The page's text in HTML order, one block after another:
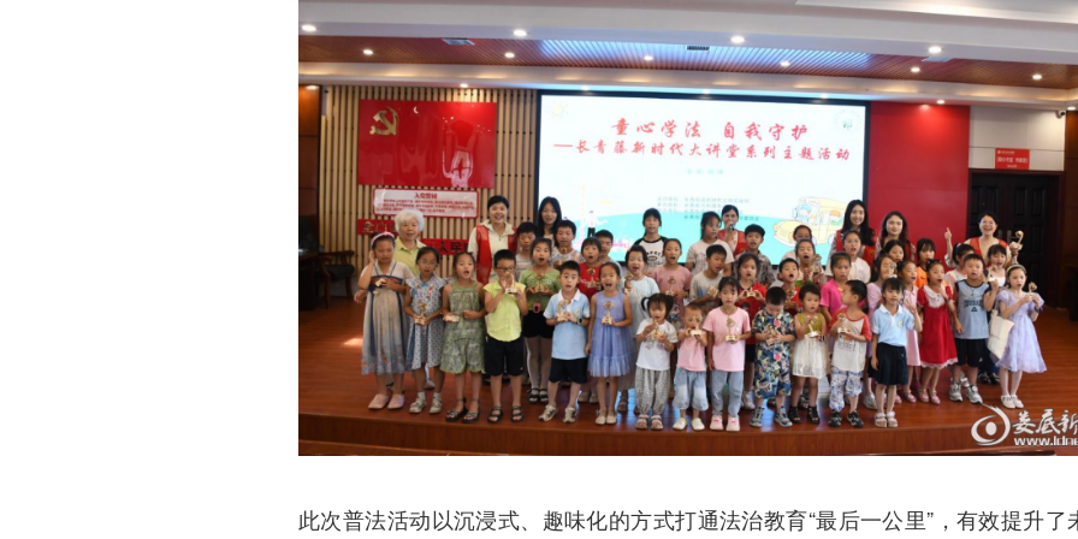
此次普法活动以沉浸式、趣味化的方式打通法治教育“最后一公里”，有效提升了